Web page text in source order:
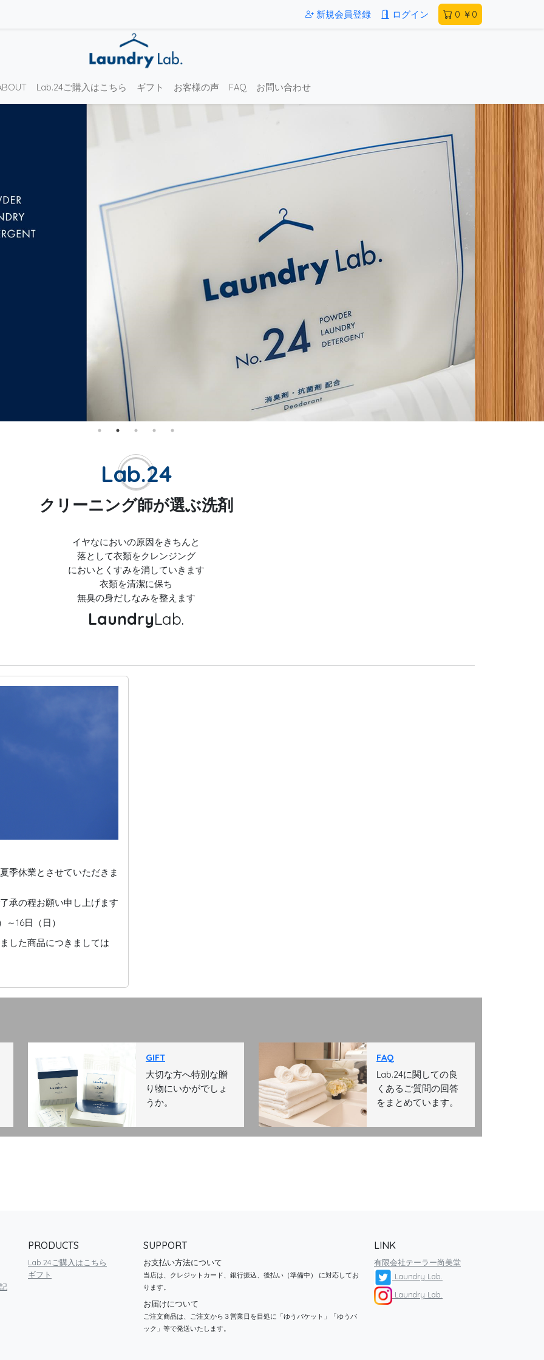
新規会員登録 ログイン 0 ￥0
Lab.24ご購入はこちら ギフト お客様の声 FAQ お問い合わせ
Lab.24
クリーニング師が選ぶ洗剤
イヤなにおいの原因をきちんと
落として衣類をクレンジング
においとくすみを消していきます
衣類を清潔に保ち
無臭の身だしなみを整えます
LaundryLab.
季休業とさせていただきま
承の程お願い申し上げます
16日（日）
した商品につきましては
GIFT
大切な方へ特別な贈
り物にいかがでしょ
うか。
FAQ
Lab.24に関しての良
くあるご質問の回答
をまとめています。
PRODUCTS
Lab.24ご購入はこちら
ギフト
SUPPORT
お支払い方法について
当店は、クレジットカード、銀行振込、後払い（準備中） に対応してお
ります。
お届けについて
ご注文商品は、ご注文から３営業日を目処に「ゆうパケット」「ゆうパ
ック」等で発送いたします。
LINK
有限会社テーラー尚美堂
Laundry Lab.
Laundry Lab.